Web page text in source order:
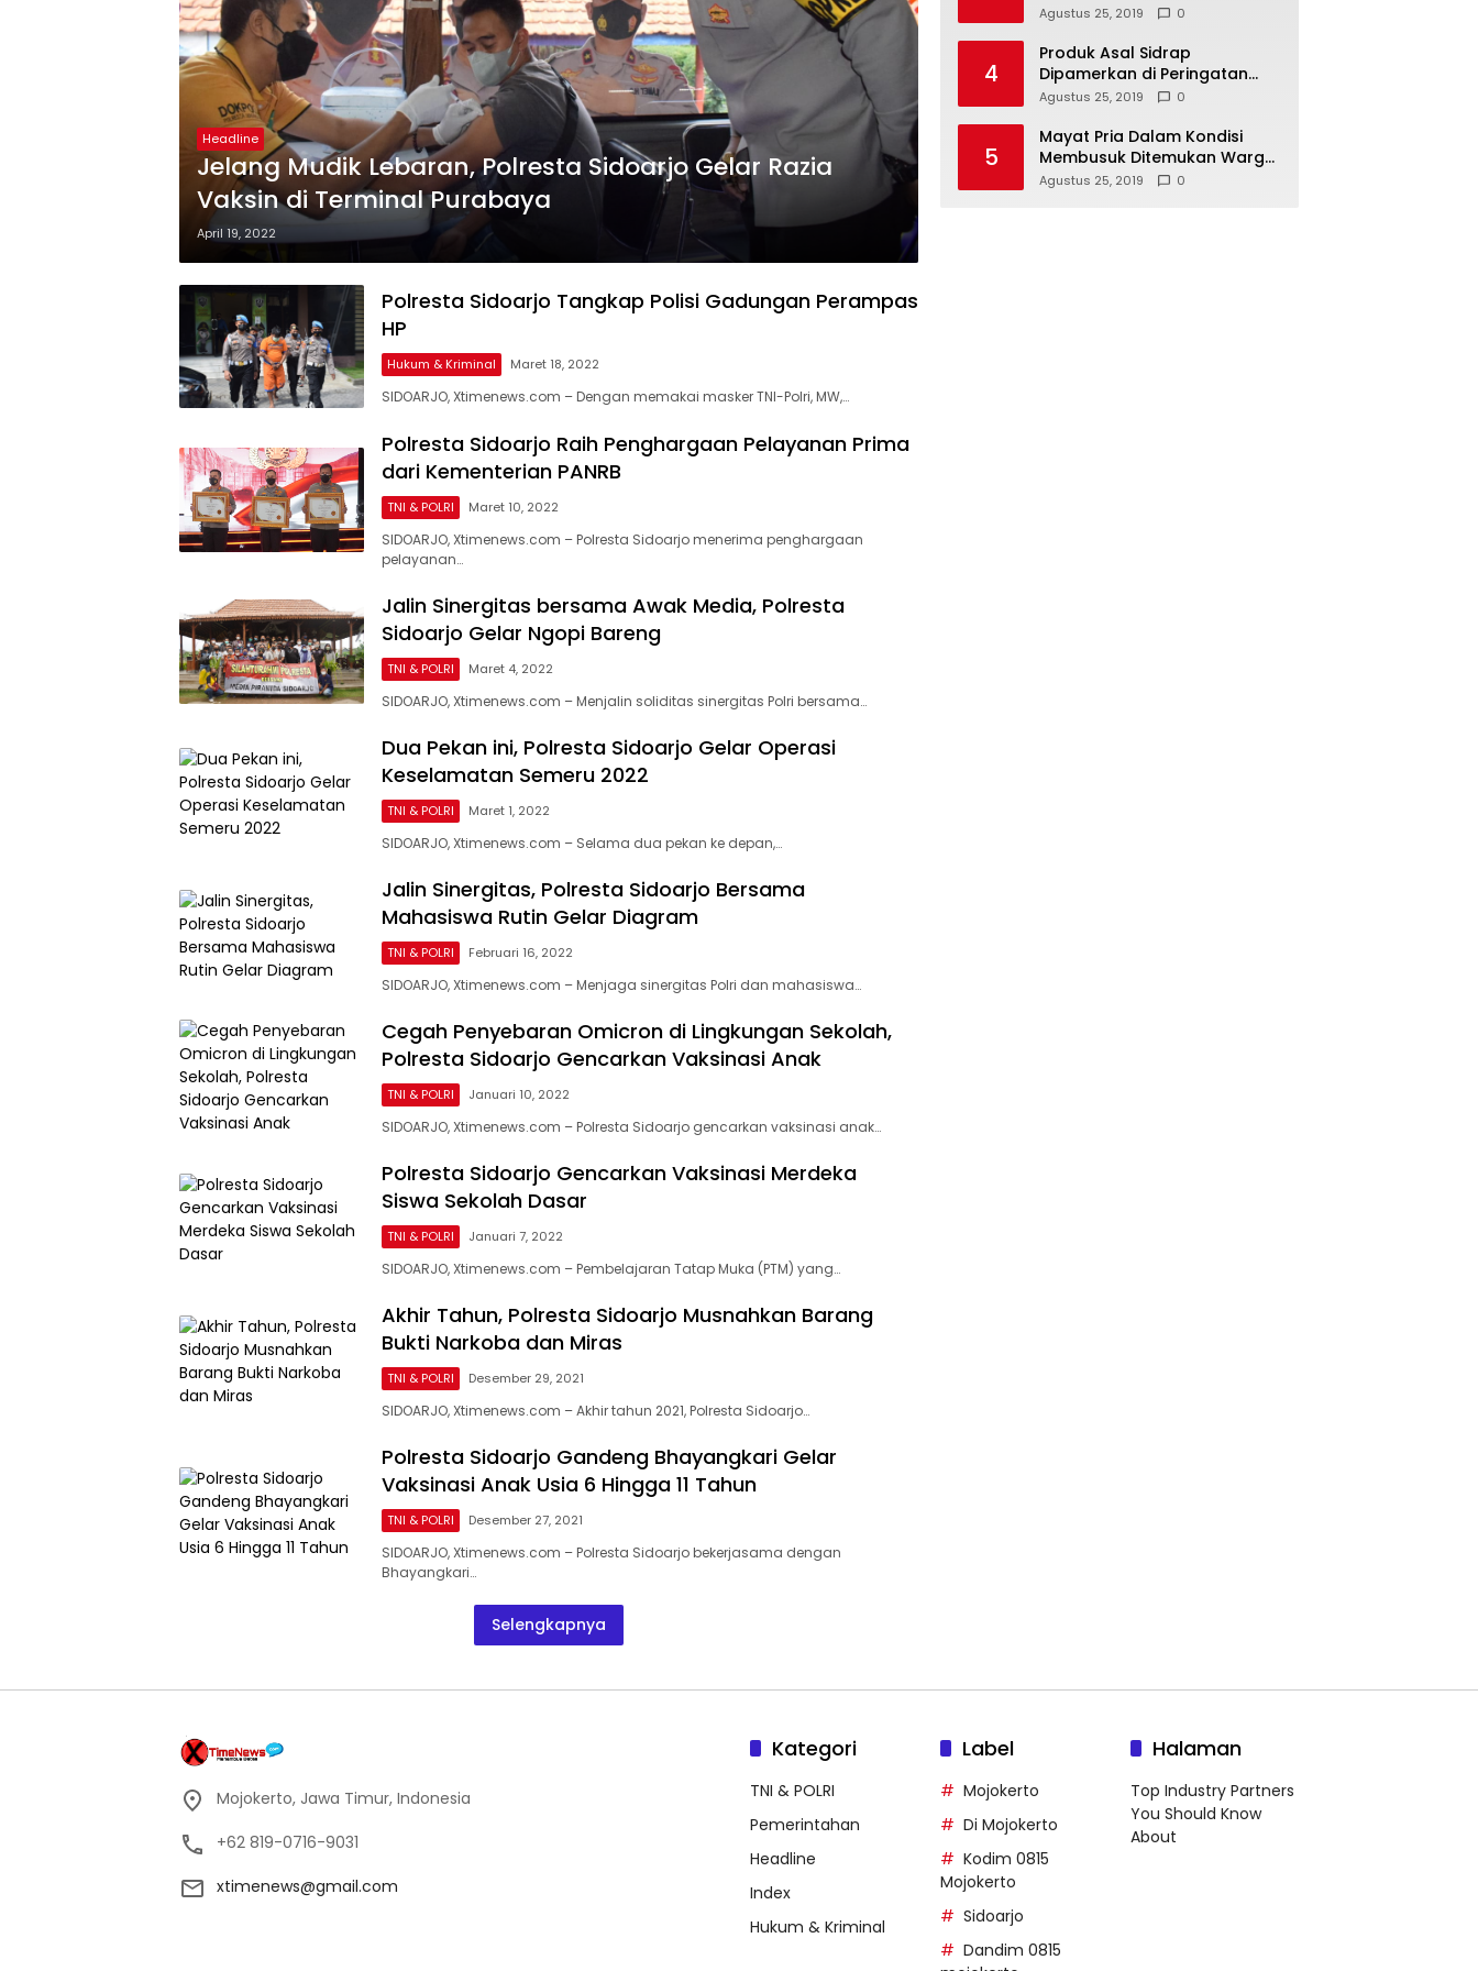
Headline
Jelang Mudik Lebaran, Polresta Sidoarjo Gelar Razia
Vaksin di Terminal Purabaya
April 19, 2022
Polresta Sidoarjo Tangkap Polisi Gadungan Perampas
HP
Hukum & Kriminal Maret 18, 2022
SIDOARJO, Xtimenews.com – Dengan memakai masker TNI-Polri, MW,…
Polresta Sidoarjo Raih Penghargaan Pelayanan Prima
dari Kementerian PANRB
TNI & POLRI Maret 10, 2022
SIDOARJO, Xtimenews.com – Polresta Sidoarjo menerima penghargaan
pelayanan…
Jalin Sinergitas bersama Awak Media, Polresta
Sidoarjo Gelar Ngopi Bareng
TNI & POLRI Maret 4, 2022
SIDOARJO, Xtimenews.com – Menjalin soliditas sinergitas Polri bersama…
Dua Pekan ini, Polresta Sidoarjo Gelar Operasi
Keselamatan Semeru 2022
TNI & POLRI Maret 1, 2022
SIDOARJO, Xtimenews.com – Selama dua pekan ke depan,…
Jalin Sinergitas, Polresta Sidoarjo Bersama
Mahasiswa Rutin Gelar Diagram
TNI & POLRI Februari 16, 2022
SIDOARJO, Xtimenews.com – Menjaga sinergitas Polri dan mahasiswa…
Cegah Penyebaran Omicron di Lingkungan Sekolah,
Polresta Sidoarjo Gencarkan Vaksinasi Anak
TNI & POLRI Januari 10, 2022
SIDOARJO, Xtimenews.com – Polresta Sidoarjo gencarkan vaksinasi anak…
Polresta Sidoarjo Gencarkan Vaksinasi Merdeka
Siswa Sekolah Dasar
TNI & POLRI Januari 7, 2022
SIDOARJO, Xtimenews.com – Pembelajaran Tatap Muka (PTM) yang…
Akhir Tahun, Polresta Sidoarjo Musnahkan Barang
Bukti Narkoba dan Miras
TNI & POLRI Desember 29, 2021
SIDOARJO, Xtimenews.com – Akhir tahun 2021, Polresta Sidoarjo…
Polresta Sidoarjo Gandeng Bhayangkari Gelar
Vaksinasi Anak Usia 6 Hingga 11 Tahun
TNI & POLRI Desember 27, 2021
SIDOARJO, Xtimenews.com – Polresta Sidoarjo bekerjasama dengan
Bhayangkari…
Selengkapnya
Ke-74 Kemerdekaan RI
Agustus 25, 2019 0
4
Produk Asal Sidrap
Dipamerkan di Peringatan
Hari Koperasi Tingkat Provinsi
Agustus 25, 2019 0
5
Mayat Pria Dalam Kondisi
Membusuk Ditemukan Warga
di Area Persawahan Sidoarjo
Agustus 25, 2019 0
Mojokerto, Jawa Timur, Indonesia
+62 819-0716-9031
xtimenews@gmail.com
Kategori
TNI & POLRI
Pemerintahan
Headline
Index
Hukum & Kriminal
Label
Mojokerto
Di Mojokerto
Kodim 0815
Mojokerto
Sidoarjo
Dandim 0815
Halaman
Top Industry Partners
You Should Know
About